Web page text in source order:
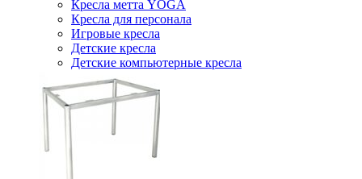
Кресла метта YOGA
Кресла для персонала
Игровые кресла
Детские кресла
Детские компьютерные кресла